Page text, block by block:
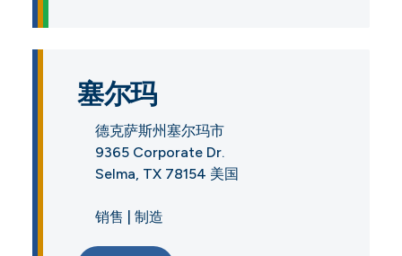
塞尔玛
德克萨斯州塞尔玛市
9365 Corporate Dr.
Selma, TX 78154 美国
销售 | 制造